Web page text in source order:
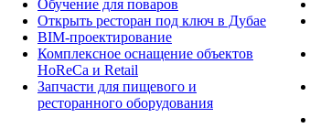
Обучение для поваров
Открыть ресторан под ключ в Дубае
BIM-проектирование
Комплексное оснащение объектов
HoReCa и Retail
Запчасти для пищевого и
ресторанного оборудования